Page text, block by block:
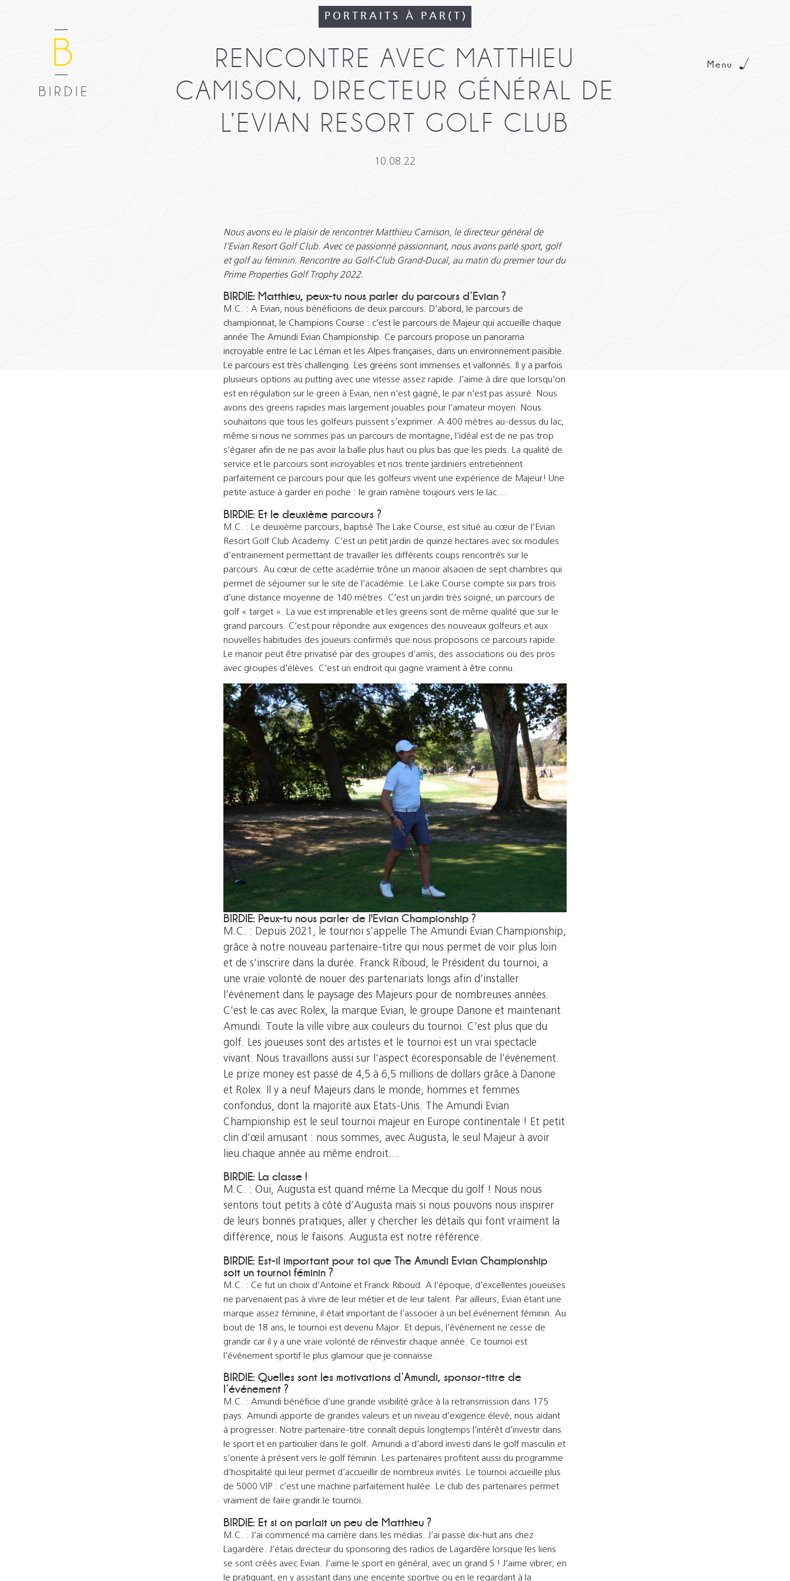
PORTRAITS À PAR(T)
RENCONTRE AVEC MATTHIEU
CAMISON, DIRECTEUR GÉNÉRAL DE
L’EVIAN RESORT GOLF CLUB
10.08.22
Nous avons eu le plaisir de rencontrer Matthieu Camison, le directeur général de
l’Evian Resort Golf Club. Avec ce passionné passionnant, nous avons parlé sport, golf
et golf au féminin. Rencontre au Golf-Club Grand-Ducal, au matin du premier tour du
Prime Properties Golf Trophy 2022.
BIRDIE: Matthieu, peux-tu nous parler du parcours d’Evian ?
M.C. : A Evian, nous bénéficions de deux parcours. D’abord, le parcours de
championnat, le Champions Course : c’est le parcours de Majeur qui accueille chaque
année The Amundi Evian Championship. Ce parcours propose un panorama
incroyable entre le Lac Léman et les Alpes françaises, dans un environnement paisible.
Le parcours est très challenging. Les greens sont immenses et vallonnés. Il y a parfois
plusieurs options au putting avec une vitesse assez rapide. J’aime à dire que lorsqu’on
est en régulation sur le green à Evian, rien n’est gagné, le par n’est pas assuré. Nous
avons des greens rapides mais largement jouables pour l’amateur moyen. Nous
souhaitons que tous les golfeurs puissent s’exprimer. A 400 mètres au-dessus du lac,
même si nous ne sommes pas un parcours de montagne, l’idéal est de ne pas trop
s’égarer afin de ne pas avoir la balle plus haut ou plus bas que les pieds. La qualité de
service et le parcours sont incroyables et nos trente jardiniers entretiennent
parfaitement ce parcours pour que les golfeurs vivent une expérience de Majeur! Une
petite astuce à garder en poche : le grain ramène toujours vers le lac…
BIRDIE: Et le deuxième parcours ?
M.C. : Le deuxième parcours, baptisé The Lake Course, est situé au cœur de l’Evian
Resort Golf Club Academy. C’est un petit jardin de quinze hectares avec six modules
d’entrainement permettant de travailler les différents coups rencontrés sur le
parcours. Au cœur de cette académie trône un manoir alsacien de sept chambres qui
permet de séjourner sur le site de l’académie. Le Lake Course compte six pars trois
d’une distance moyenne de 140 mètres. C’est un jardin très soigné, un parcours de
golf « target ». La vue est imprenable et les greens sont de même qualité que sur le
grand parcours. C’est pour répondre aux exigences des nouveaux golfeurs et aux
nouvelles habitudes des joueurs confirmés que nous proposons ce parcours rapide.
Le manoir peut être privatisé par des groupes d’amis, des associations ou des pros
avec groupes d’élèves. C’est un endroit qui gagne vraiment à être connu.
BIRDIE: Peux-tu nous parler de l'Evian Championship ?
M.C. : Depuis 2021, le tournoi s’appelle The Amundi Evian Championship,
grâce à notre nouveau partenaire-titre qui nous permet de voir plus loin
et de s’inscrire dans la durée. Franck Riboud, le Président du tournoi, a
une vraie volonté de nouer des partenariats longs afin d’installer
l’événement dans le paysage des Majeurs pour de nombreuses années.
C’est le cas avec Rolex, la marque Evian, le groupe Danone et maintenant
Amundi. Toute la ville vibre aux couleurs du tournoi. C’est plus que du
golf. Les joueuses sont des artistes et le tournoi est un vrai spectacle
vivant. Nous travaillons aussi sur l’aspect écoresponsable de l’événement.
Le prize money est passé de 4,5 à 6,5 millions de dollars grâce à Danone
et Rolex. Il y a neuf Majeurs dans le monde, hommes et femmes
confondus, dont la majorité aux Etats-Unis. The Amundi Evian
Championship est le seul tournoi majeur en Europe continentale ! Et petit
clin d’œil amusant : nous sommes, avec Augusta, le seul Majeur à avoir
lieu chaque année au même endroit…
BIRDIE: La classe !
M.C. : Oui, Augusta est quand même La Mecque du golf ! Nous nous
sentons tout petits à côté d’Augusta mais si nous pouvons nous inspirer
de leurs bonnes pratiques, aller y chercher les détails qui font vraiment la
différence, nous le faisons. Augusta est notre référence.
BIRDIE: Est-il important pour toi que The Amundi Evian Championship
soit un tournoi féminin ?
M.C. : Ce fut un choix d’Antoine et Franck Riboud. A l’époque, d’excellentes joueuses
ne parvenaient pas à vivre de leur métier et de leur talent. Par ailleurs, Evian étant une
marque assez féminine, il était important de l’associer à un bel événement féminin. Au
bout de 18 ans, le tournoi est devenu Major. Et depuis, l’événement ne cesse de
grandir car il y a une vraie volonté de réinvestir chaque année. Ce tournoi est
l’événement sportif le plus glamour que je connaisse.
BIRDIE: Quelles sont les motivations d’Amundi, sponsor-titre de
l’événement ?
M.C. : Amundi bénéficie d’une grande visibilité grâce à la retransmission dans 175
pays. Amundi apporte de grandes valeurs et un niveau d’exigence élevé, nous aidant
à progresser. Notre partenaire-titre connaît depuis longtemps l’intérêt d’investir dans
le sport et en particulier dans le golf. Amundi a d’abord investi dans le golf masculin et
s’oriente à présent vers le golf féminin. Les partenaires profitent aussi du programme
d’hospitalité qui leur permet d’accueillir de nombreux invités. Le tournoi accueille plus
de 5000 VIP : c’est une machine parfaitement huilée. Le club des partenaires permet
vraiment de faire grandir le tournoi.
BIRDIE: Et si on parlait un peu de Matthieu ?
M.C. : J’ai commencé ma carrière dans les médias. J’ai passé dix-huit ans chez
Lagardère. J’étais directeur du sponsoring des radios de Lagardère lorsque les liens
se sont créés avec Evian. J’aime le sport en général, avec un grand S ! J’aime vibrer, en
le pratiquant, en y assistant dans une enceinte sportive ou en le regardant à la
Menu